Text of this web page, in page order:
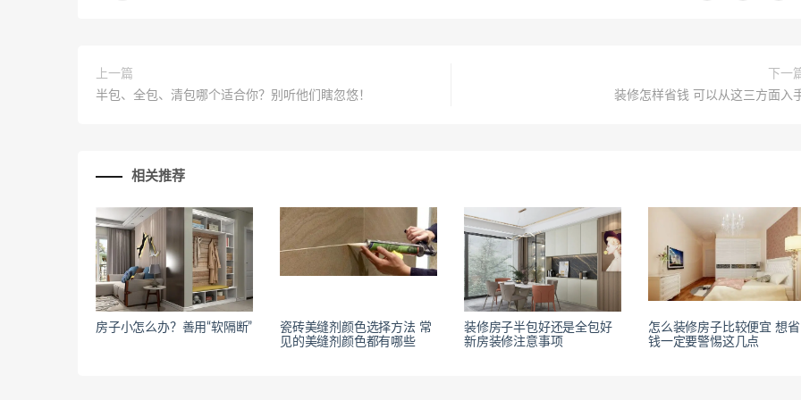
上一篇
半包、全包、清包哪个适合你？别听他们瞎忽悠！
下一
装修怎样省钱 可以从这三方面入
相关推荐
房子小怎么办？善用“软隔断”
瓷砖美缝剂颜色选择方法 常
见的美缝剂颜色都有哪些
装修房子半包好还是全包好
新房装修注意事项
怎么装修房子比较便宜 想省
钱一定要警惕这几点